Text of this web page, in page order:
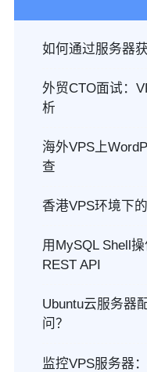
如何通过服务器
外贸CTO面试：
析
海外VPS上
查
香港VPS环境下
用MySQL Shell
REST API
Ubuntu云服务器
问？
监控VPS服务器